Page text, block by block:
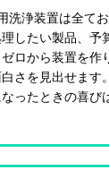
洗浄装置は全て
したい製品、予
ロから装置を作
さを見出せます
ったときの喜び